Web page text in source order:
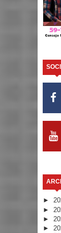
►
►
►
►